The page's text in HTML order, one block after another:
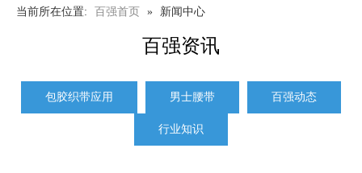
当前所在位置: 百强首页 » 新闻中心
百强资讯
包胶织带应用 男士腰带 百强动态
行业知识